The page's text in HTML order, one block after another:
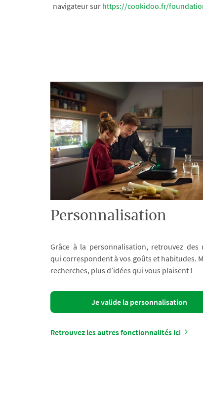
navigateur sur https://cookidoo.fr/
Personnalisation
Grâce à la personnalisation, retrouvez des
qui correspondent à vos goûts et habitudes.
recherches, plus d’idées qui vous plaisent !
Je valide la personnalisation
Retrouvez les autres fonctionnalités ici